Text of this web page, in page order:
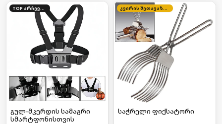
TOP არჩევანი
გულ-მკერდის სამაგრი
სმარტფონისთვის
კვირის შეთავაზება
საჭრელი ფიქსატორი